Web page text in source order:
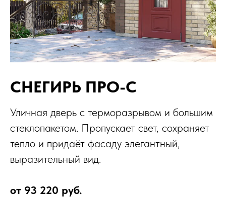
СНЕГИРЬ ПРО-С
Уличная дверь с терморазрывом и большим
стеклопакетом. Пропускает свет, сохраняет
тепло и придаёт фасаду элегантный,
выразительный вид.
от 93 220 руб.